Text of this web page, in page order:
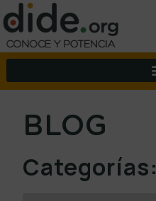
BLOG
Categorías: